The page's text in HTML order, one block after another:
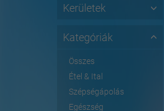
Kerületek
Kategóriák
Összes
Étel & Ital
Szépségápolás
Egészség